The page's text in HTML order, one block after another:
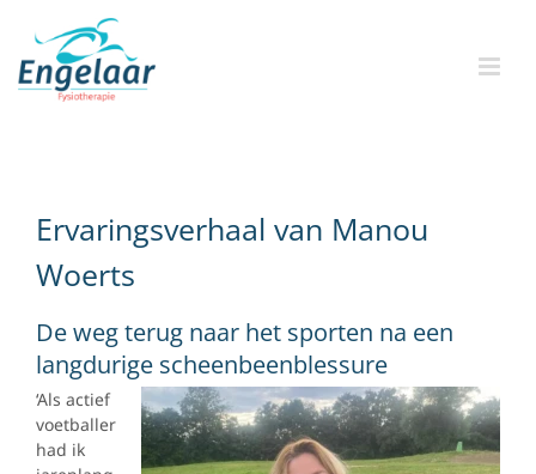
content
Ervaringsverhaal van Manou
Woerts
De weg terug naar het sporten na een
langdurige scheenbeenblessure
‘Als actief
voetballer
had ik